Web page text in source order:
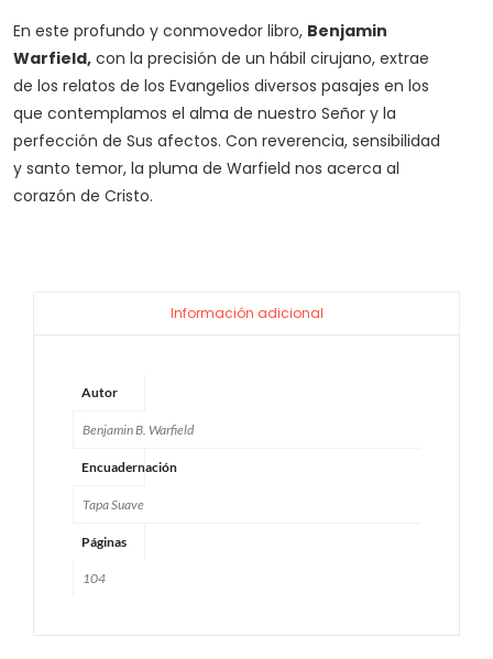
En este profundo y conmovedor libro, Benjamin
Warfield, con la precisión de un hábil cirujano, extrae
de los relatos de los Evangelios diversos pasajes en los
que contemplamos el alma de nuestro Señor y la
perfección de Sus afectos. Con reverencia, sensibilidad
y santo temor, la pluma de Warfield nos acerca al
corazón de Cristo.
Información adicional
Autor
Benjamin B. Warfield
Encuadernación
Tapa Suave
Páginas
104